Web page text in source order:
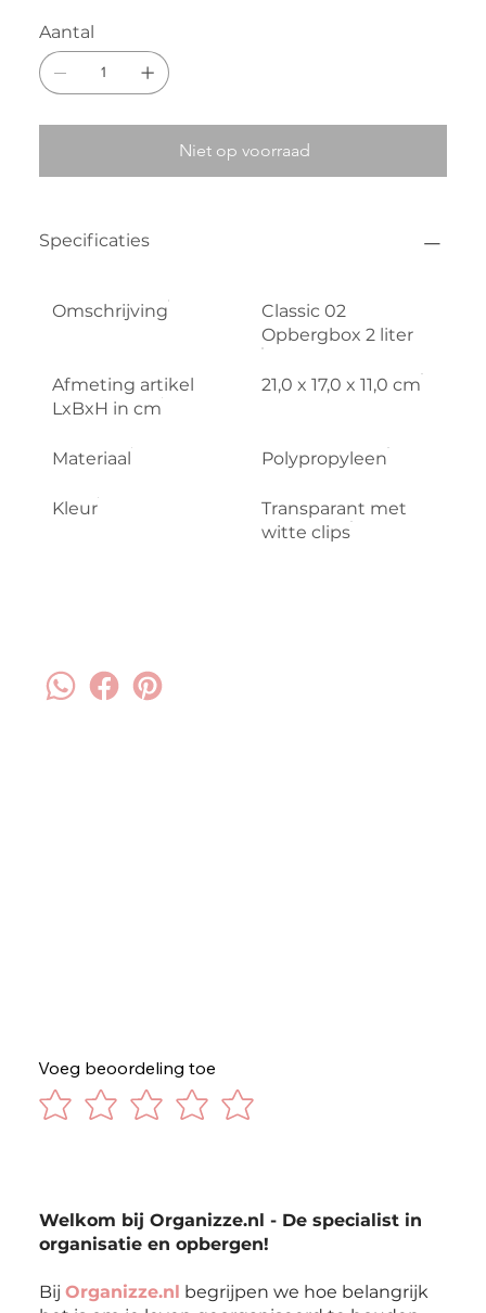
Aantal
Niet op voorraad
Specificaties
Omschrijving
Classic 02
Opbergbox 2 liter
Afmeting artikel
LxBxH in cm
21,0 x 17,0 x 11,0 cm
Materiaal Polypropyleen
Kleur
Transparant met
witte clips
Voeg beoordeling toe
Welkom bij Organizze.nl - De specialist in
organisatie en opbergen!
Bij Organizze.nl begrijpen we hoe belangrijk